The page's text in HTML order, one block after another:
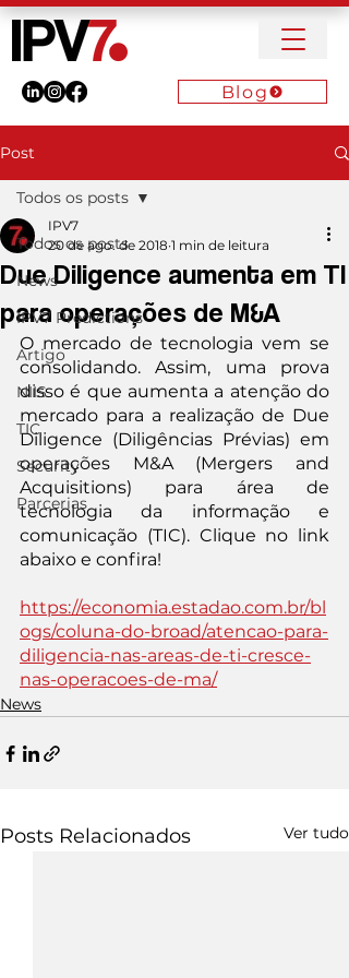
Blog
Post
Todos os posts
News
IPV7 Predictions
Artigo
NIIS
TIC
Security
Parcerias
Todos os posts
Due Diligence aumenta em TI
para operações de M&A
IPV7
20 de ago. de 2018 1 min de leitura
O mercado de tecnologia vem se
consolidando. Assim, uma prova
disso é que aumenta a atenção do
mercado para a realização de Due
Diligence (Diligências Prévias) em
operações M&A (Mergers and
Acquisitions) para área de
tecnologia da informação e
comunicação (TIC). Clique no link
abaixo e confira!
https://economia.estadao.com.br/bl
ogs/coluna-do-broad/atencao-para-
diligencia-nas-areas-de-ti-cresce-
nas-operacoes-de-ma/
News
Posts Relacionados Ver tudo